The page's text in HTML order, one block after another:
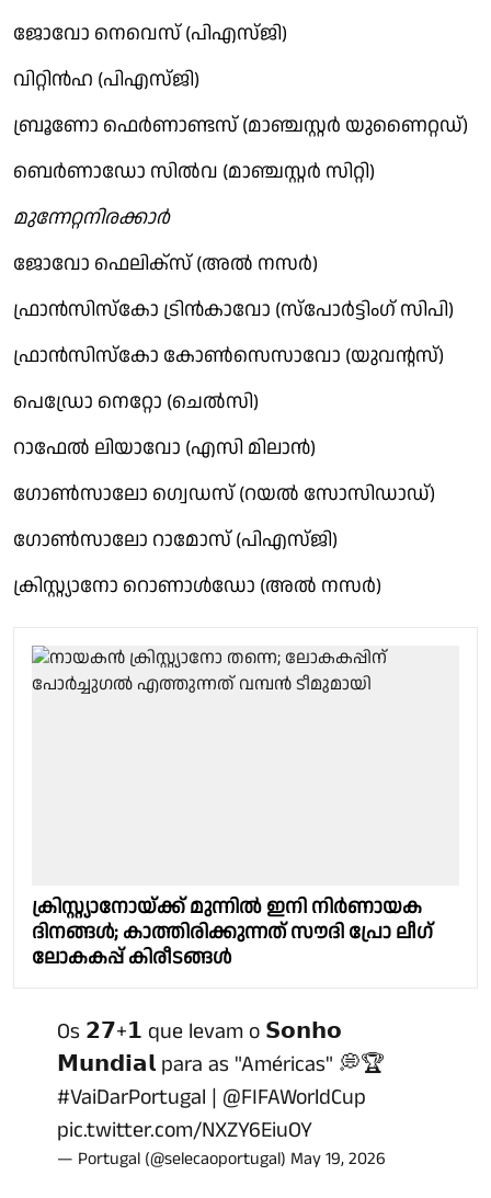
ജോവോ നെവെസ് (പിഎസ്ജി)
വിറ്റിന്‍ഹ (പിഎസ്ജി)
ബ്രൂണോ ഫെര്‍ണാണ്ടസ് (മാഞ്ചസ്റ്റര്‍ യുണൈറ്റഡ്)
ബെര്‍ണാഡോ സില്‍വ (മാഞ്ചസ്റ്റര്‍ സിറ്റി)
മുന്നേറ്റനിരക്കാര്‍
ജോവോ ഫെലിക്‌സ് (അല്‍ നസര്‍)
ഫ്രാന്‍സിസ്‌കോ ട്രിന്‍കാവോ (സ്‌പോര്‍ട്ടിംഗ് സിപി)
ഫ്രാന്‍സിസ്‌കോ കോണ്‍സെസാവോ (യുവന്റസ്)
പെഡ്രോ നെറ്റോ (ചെല്‍സി)
റാഫേല്‍ ലിയാവോ (എസി മിലാന്‍)
ഗോണ്‍സാലോ ഗ്വെഡസ് (റയല്‍ സോസിഡാഡ്)
ഗോണ്‍സാലോ റാമോസ് (പിഎസ്ജി)
ക്രിസ്റ്റ്യാനോ റൊണാള്‍ഡോ (അല്‍ നസര്‍)
ക്രിസ്റ്റ്യാനോയ്ക്ക് മുന്നിൽ ഇനി നിർണായക
ദിനങ്ങൾ; കാത്തിരിക്കുന്നത് സൗദി പ്രോ ലീഗ്
ലോകകപ്പ് കിരീടങ്ങൾ
Os 𝟮𝟳+𝟭 que levam o 𝗦𝗼𝗻𝗵𝗼
𝗠𝘂𝗻𝗱𝗶𝗮𝗹 para as "Américas" 💭🏆
#VaiDarPortugal | @FIFAWorldCup
pic.twitter.com/NXZY6EiuOY
— Portugal (@selecaoportugal) May 19, 2026